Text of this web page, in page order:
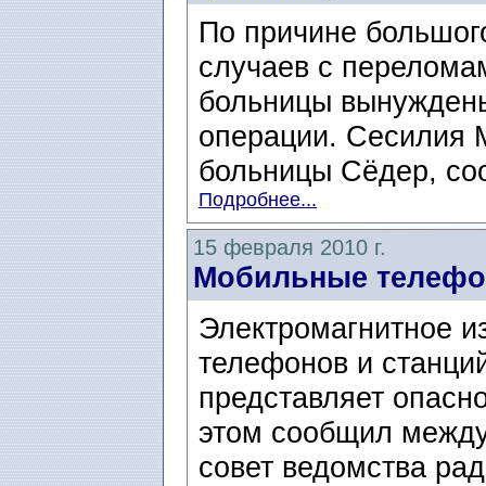
По причине
случаев с
больницы
операции. Сесилия
больницы Сёдер,
Подробнее...
15 февраля 2010 г.
Мобильные
Электромагнитное
телефонов и
представляет
этом сообщил
совет ведомства